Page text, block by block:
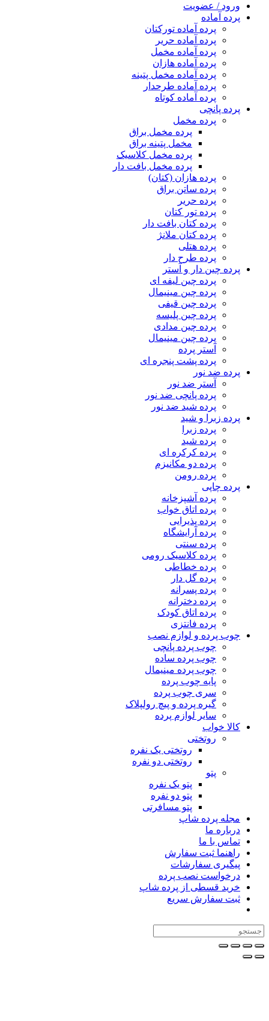
ورود / عضویت
پرده آماده
پرده آماده تورکتان
پرده آماده حریر
پرده آماده مخمل
پرده آماده هازان
پرده آماده مخمل پتینه
پرده آماده طرحدار
پرده آماده کوتاه
پرده پانچی
پرده مخمل
پرده مخمل براق
مخمل پتینه براق
پرده مخمل کلاسیک
پرده مخمل بافت دار
پرده هازان (کتان)
پرده ساتن براق
پرده حریر
پرده تور کتان
پرده کتان بافت دار
پرده کتان ملانژ
پرده هتلی
پرده طرح دار
پرده چین دار و آستر
پرده چین لیفه ای
پرده چین مینیمال
پرده چین قیفی
پرده چین پلیسه
پرده چین مدادی
پرده چین مینیمال
آستر پرده
پرده پشت پنجره ای
پرده ضد نور
آستر ضد نور
پرده پانچی ضد نور
پرده شید ضد نور
پرده زبرا و شید
پرده زبرا
پرده شید
پرده کرکره ای
پرده دو مکانیزم
پرده رومن
پرده چاپی
پرده آشپزخانه
پرده اتاق خواب
پرده پذیرایی
پرده آرایشگاه
پرده سنتی
پرده کلاسیک رومی
پرده خطاطی
پرده گل دار
پرده پسرانه
پرده دخترانه
پرده اتاق کودک
پرده فانتزی
چوب پرده و لوازم نصب
چوب پرده پانچی
چوب پرده ساده
چوب پرده مینیمال
پایه چوب پرده
سری چوب پرده
گیره پرده و پیچ رولپلاک
سایر لوازم پرده
کالا خواب
روتختی
روتختی یک نفره
روتختی دو نفره
پتو
پتو یک نفره
پتو دو نفره
پتو مسافرتی
مجله پرده شاپ
درباره ما
تماس با ما
راهنما ثبت سفارش
پیگیری سفارشات
درخواست نصب پرده
خرید قسطی از پرده شاپ
ثبت سفارش سریع